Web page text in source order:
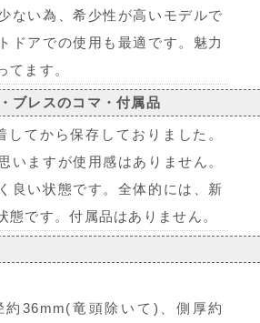
ない為、希少性が高いモデルで
ドアでの使用も最適です。魅力
てます。
ブレスのコマ・付属品
してから保存しておりました。
いますが使用感はありません。
良い状態です。全体的には、新
態です。付属品はありません。
約36mm(竜頭除いて)、側厚約